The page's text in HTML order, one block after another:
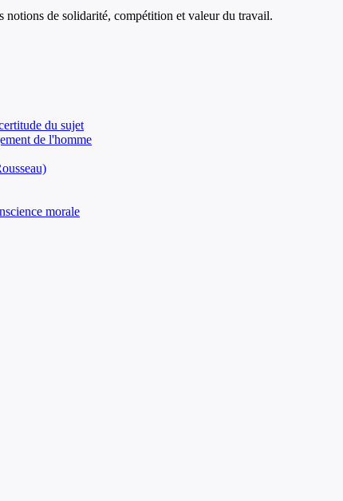
notions de solidarité, compétition et valeur du travail.
du sujet
de l'homme
morale